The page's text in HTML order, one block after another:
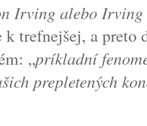
Irving alebo Irving
k trefnejšej, a
„príkladní
prepletených